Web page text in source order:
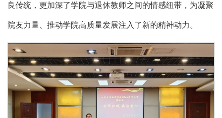
良传统，更加深了学院与退休教师之间的情感纽带，为凝聚
院友力量、推动学院高质量发展注入了新的精神动力。